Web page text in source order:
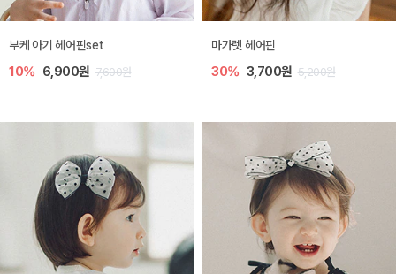
부케 아기 헤어핀set
10% 6,900원 7,600원
마가렛 헤어핀
30% 3,700원 5,200원